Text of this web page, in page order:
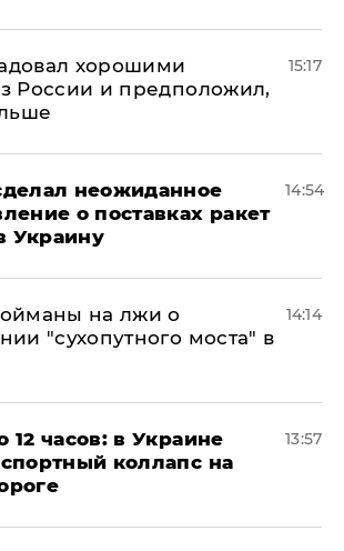
хорошими
России и предположил,
15:17
неожиданное
о поставках ракет
Украину
14:54
на лжи о
"сухопутного моста" в
14:14
12 часов: в Украине
коллапс на
13:57